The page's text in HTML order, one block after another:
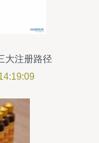
大注册路径